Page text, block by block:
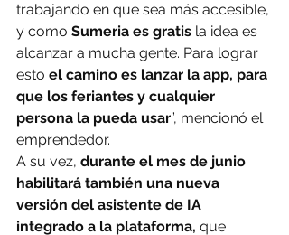
trabajando en que sea más accesible,
y como Sumeria es gratis la idea es
alcanzar a mucha gente. Para lograr
esto el camino es lanzar la app, para
que los feriantes y cualquier
persona la pueda usar”, mencionó el
emprendedor.
A su vez, durante el mes de junio
habilitará también una nueva
versión del asistente de IA
integrado a la plataforma, que